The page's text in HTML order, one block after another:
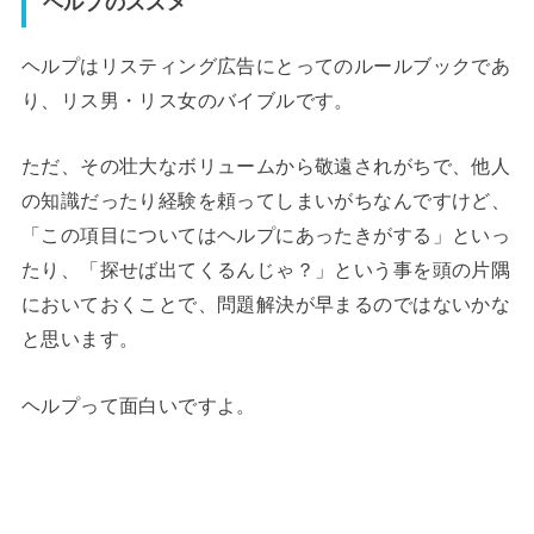
ヘルプはリスティング広告にとってのルールブックであ
り、リス男・リス女のバイブルです。
ただ、その壮大なボリュームから敬遠されがちで、他人
の知識だったり経験を頼ってしまいがちなんですけど、
「この項目についてはヘルプにあったきがする」といっ
たり、「探せば出てくるんじゃ？」という事を頭の片隅
においておくことで、問題解決が早まるのではないかな
と思います。
ヘルプって面白いですよ。